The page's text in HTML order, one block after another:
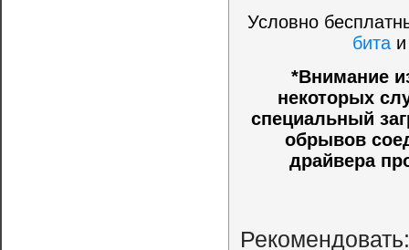
Условно
бита
*Внимание
некоторых
специальный
обрывов
драйвера